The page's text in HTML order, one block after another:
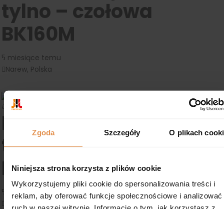
Zgoda Szczegóły O plikach
Niniejsza strona korzysta z plików cookie
Wykorzystujemy pliki cookie do spersonalizowania treści i
reklam, aby oferować funkcje społecznościowe i analizować
tylno – czołowa
BK160M
5 miesiące temu
Narew, Polska
Cena regularna:
21 173Zł
Kosiarka bijakowa
tylno – czołowa
BK250M
5 miesiące temu
Narew, Polska